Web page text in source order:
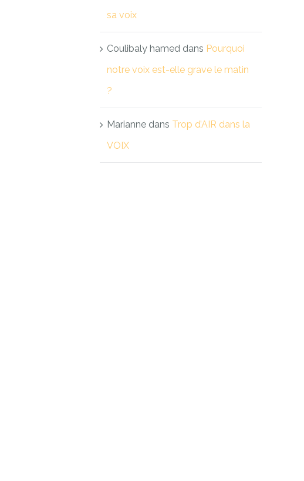
sa voix
Coulibaly hamed dans Pourquoi
notre voix est-elle grave le matin
?
Marianne dans Trop d’AIR dans la
VOIX